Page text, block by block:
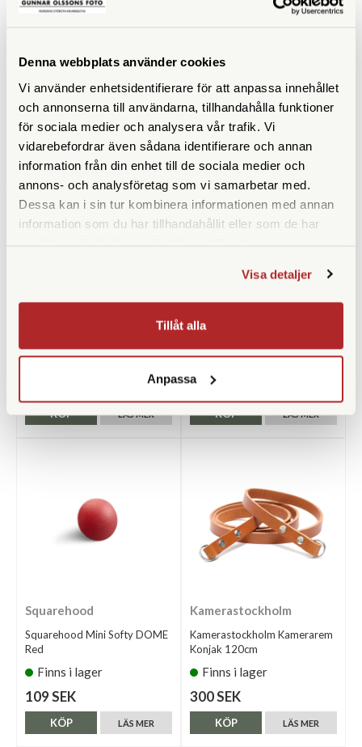
Denna webbplats använder cookies
Vi använder enhetsidentifierare för att anpassa innehållet
och annonserna till användarna, tillhandahålla funktioner
för sociala medier och analysera vår trafik. Vi
vidarebefordrar även sådana identifierare och annan
information från din enhet till de sociala medier och
annons- och analysföretag som vi samarbetar med.
Dessa kan i sin tur kombinera informationen med annan
information som du har tillhandahållit eller som de har
Visa detaljer
Tillåt alla
Anpassa
ANDRA KÖPTE ÄVEN
Squarehood
Squarehood Mini Softy DOME
Finns i lager
LÄS MER
KÖP
Kamerastockholm
Kamerastockholm Kamerarem
Finns i lager
300 SEK
LÄS MER
KÖP
Squarehood
Squarehood Mini Softy DOME
Red
Finns i lager
109 SEK
LÄS MER
KÖP
Kamerastockholm
Kamerastockholm Kamerarem
Konjak 120cm
Finns i lager
300 SEK
LÄS MER
KÖP